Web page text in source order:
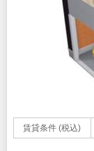
賃貸条件 (税込)